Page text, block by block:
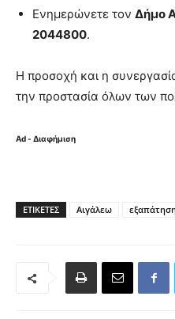
Ενημερώνετε τον Δήμο
2044800.
Η προσοχή και η
την προστασία όλων των
Ad - Διαφήμιση
ΕΤΙΚΈΤΕΣ Αιγάλεω